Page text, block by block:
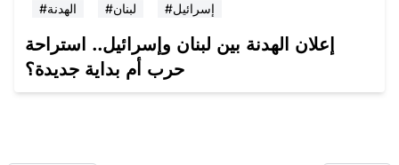
#الهدنة #لبنان #إسرائيل
إعلان الهدنة بين لبنان وإسرائيل.. استراحة
حرب أم بداية جديدة؟